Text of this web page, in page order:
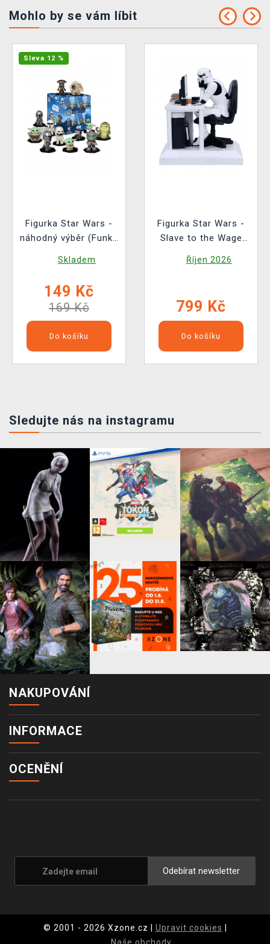
Mohlo by se vám líbit
Sleva 12 %
Figurka Star Wars -
náhodný výběr (Funko
Skladem
149 Kč
169 Kč
Do košíku
Figurka Star Wars -
Slave to the Wage
(Nemesis Now)
Říjen 2026
799 Kč
Do košíku
Sledujte nás na instagramu
NAKUPOVÁNÍ
INFORMACE
OCENĚNÍ
Odebírat newsletter
© 2001 - 2026 Xzone.cz | Upravit cookies |
Naše obchody